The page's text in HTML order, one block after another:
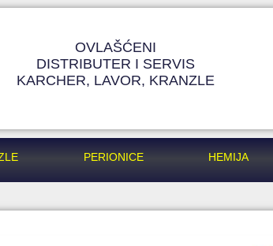
OVLAŠĆENI
DISTRIBUTER I SERVIS
KARCHER, LAVOR, KRANZLE
PERIONICE HEMIJA